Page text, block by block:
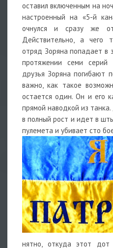
оставил включенным на
настроенный на «5-й
очнулся и сразу же
Действительно, а чего
отряд Зоряна попадает в
протяжении семи
друзья Зоряна погибают
важно, как такое
остается один. Он и его
прямой наводкой из
в полный рост и идет в
пулемета и убивает сто
нятно, откуда этот дот